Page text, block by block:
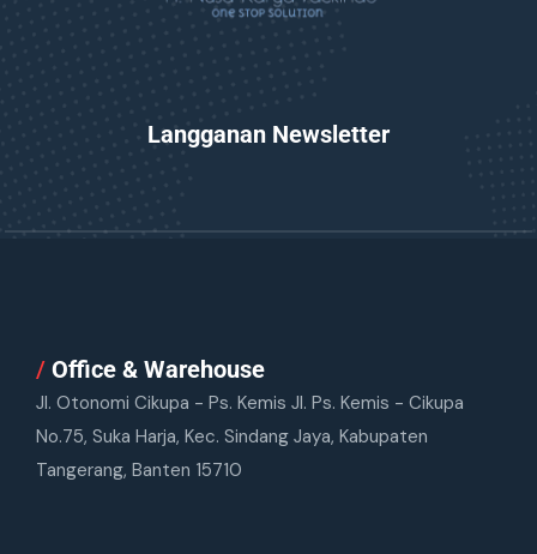
Langganan Newsletter
/ Office & Warehouse
Jl. Otonomi Cikupa - Ps. Kemis Jl. Ps. Kemis - Cikupa
No.75, Suka Harja, Kec. Sindang Jaya, Kabupaten
Tangerang, Banten 15710